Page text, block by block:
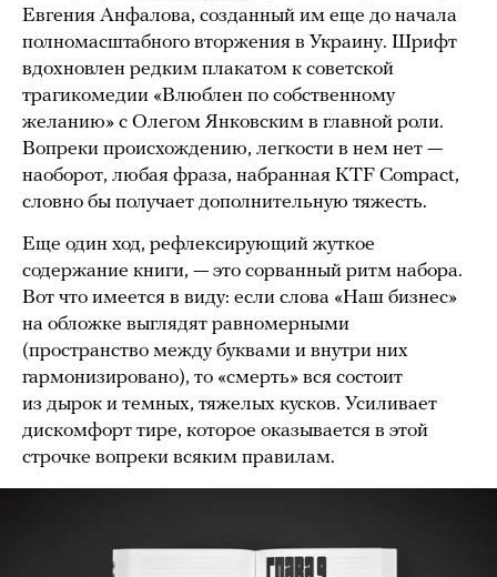
Евгения Анфалова, созданный им еще до начала
полномасштабного вторжения в Украину. Шрифт
вдохновлен редким плакатом к советской
трагикомедии «Влюблен по собственному
желанию» с Олегом Янковским в главной роли.
Вопреки происхождению, легкости в нем нет —
наоборот, любая фраза, набранная KTF Compact,
словно бы получает дополнительную тяжесть.
Еще один ход, рефлексирующий жуткое
содержание книги, — это сорванный ритм набора.
Вот что имеется в виду: если слова «Наш бизнес»
на обложке выглядят равномерными
(пространство между буквами и внутри них
гармонизировано), то «смерть» вся состоит
из дырок и темных, тяжелых кусков. Усиливает
дискомфорт тире, которое оказывается в этой
строчке вопреки всяким правилам.